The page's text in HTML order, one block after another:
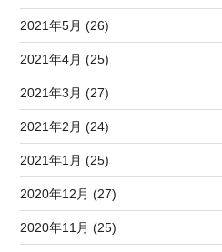
2021年5月 (26)
2021年4月 (25)
2021年3月 (27)
2021年2月 (24)
2021年1月 (25)
2020年12月 (27)
2020年11月 (25)